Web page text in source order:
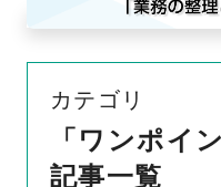
カテゴリ
「ワンポイ
記事一覧